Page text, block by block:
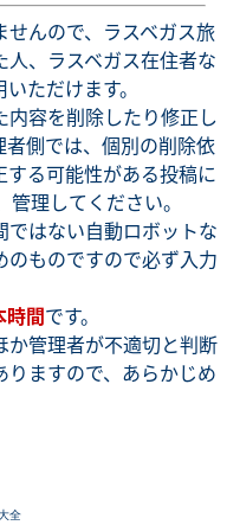
んので、ラスベガス旅
、ラスベガス在住者な
ただけます。
内容を削除したり修正し
側では、個別の削除依
る可能性がある投稿に
理してください。
はない自動ロボットな
のものですので必ず入力
時間です。
管理者が不適切と判断
ますので、あらかじめ
全